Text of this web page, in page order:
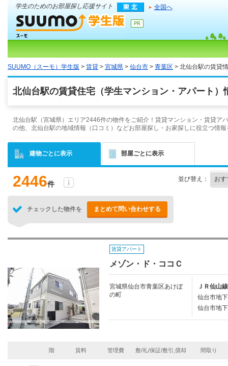
学生のためのお部屋探し応援サイト 全国へ
SUUMO（スーモ）学生版 > 賃貸 > 宮城県 > 仙台市 > 青葉区 > 北仙台駅の賃貸
北仙台駅の賃貸住宅（学生マンション・アパート）
北仙台駅（宮城県）エリア2446件の物件をご紹介！賃貸マンション・賃貸
の他、北仙台駅の地域情報（口コミ）などお部屋探し・お家探しに役立つ情
建物ごとに表示 部屋ごとに表示
2446件
並び替え：
チェックした物件を まとめて問い合わせする
賃貸アパート
メゾン・ド・ココＣ
宮城県仙台市青葉区あけぼ
の町
ＪＲ仙山
仙台市地
仙台市地
階 賃料 管理費 敷/礼/保証/敷引,償却 間取り